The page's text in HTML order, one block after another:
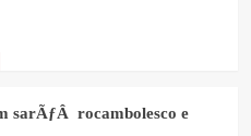
sarÃƒÂ rocambolesco e